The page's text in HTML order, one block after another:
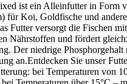
ist ein Alleinfutter in Form
für Koi, Goldfische und
Futter versorgt die Fischen
Nährstoffen und fördert
Der niedrige Phosphorgehalt
an.Entdecken Sie unser
bei Temperaturen von